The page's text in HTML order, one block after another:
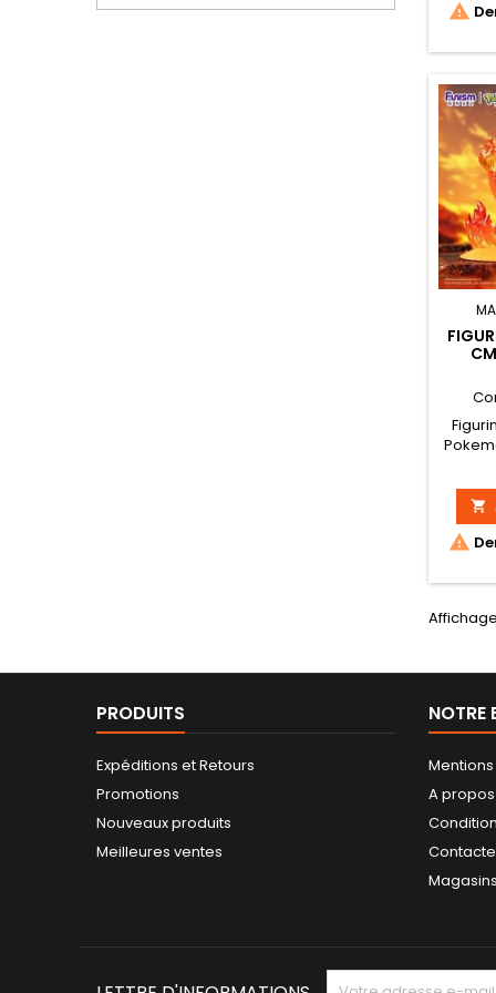

haute


PRODUITS
Expéditions et Retours
Promotions
Nouveaux produits
Meilleures ventes
NOTRE
A propos
Magasins